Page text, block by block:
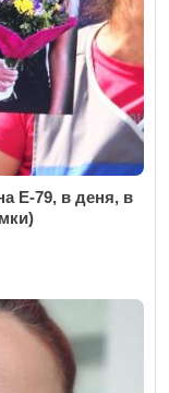
Е-79, в деня, в